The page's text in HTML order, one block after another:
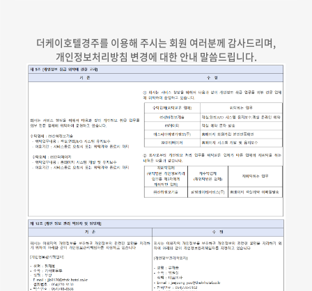
더케이호텔경주를 이용해 주시는 회원 여러분께 감사드리며,
개인정보처리방침 변경에 대한 안내 말씀드립니다.